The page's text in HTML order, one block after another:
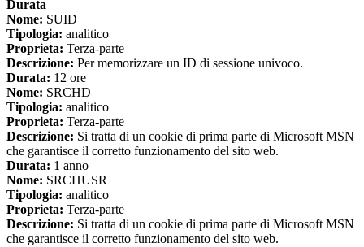
Durata
Nome: SUID
Tipologia: analitico
Proprieta: Terza-parte
Descrizione: Per memorizzare un ID di sessione univoco.
Durata: 12 ore
Nome: SRCHD
Tipologia: analitico
Proprieta: Terza-parte
Descrizione: Si tratta di un cookie di prima parte di Microsoft MSN
che garantisce il corretto funzionamento del sito web.
Durata: 1 anno
Nome: SRCHUSR
Tipologia: analitico
Proprieta: Terza-parte
Descrizione: Si tratta di un cookie di prima parte di Microsoft MSN
che garantisce il corretto funzionamento del sito web.